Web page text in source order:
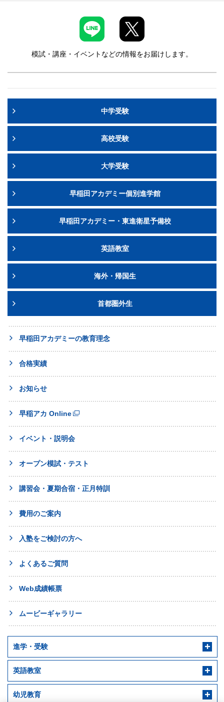
模試・講座・イベントなどの情報をお届けします。
中学受験
高校受験
大学受験
早稲田アカデミー個別進学館
早稲田アカデミー・東進衛星予備校
英語教室
海外・帰国生
首都圏外生
早稲田アカデミーの教育理念
合格実績
お知らせ
早稲アカ Online
イベント・説明会
オープン模試・テスト
講習会・夏期合宿・正月特訓
費用のご案内
入塾をご検討の方へ
よくあるご質問
Web成績帳票
ムービーギャラリー
進学・受験
英語教室
幼児教育